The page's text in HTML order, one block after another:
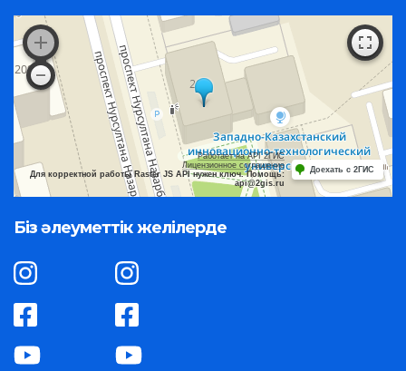
Работает на API 2ГИС
Лицензионное соглашение
Для корректной работы Raster JS API нужен ключ. Помощь:
api@2gis.ru
Доехать с 2ГИС
Біз әлеуметтік желілерде